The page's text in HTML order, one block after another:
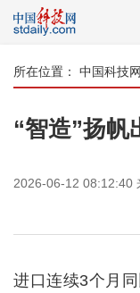
所在位置： 中国科技
“智造”扬帆
2026-06-12 08:12:40
进口连续3个月